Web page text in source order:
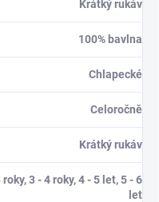
Krátký rukáv
100% bavlna
Chlapecké
Celoročně
Krátký rukáv
3 - 4 roky, 4 - 5 let, 5 - 6
let